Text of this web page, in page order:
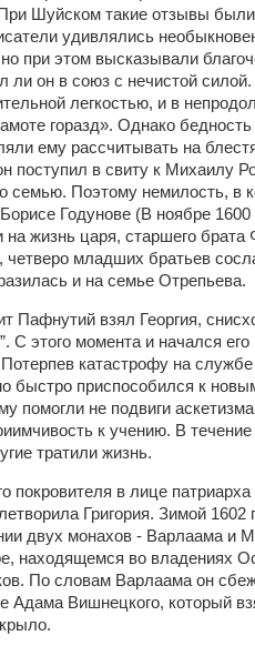
Шуйском такие отзывы
удивлялись
при этом высказывали
ли он в союз с нечистой
легкостью, и в
горазд». Однако бедность
ему рассчитывать на
поступил в свиту к Михаилу
семью. Поэтому немилость, в
Годунове (В ноябре 1600
жизнь царя, старшего брата
четверо младших братьев
и на семье Отрепьева.
Пафнутий взял Георгия,
С этого момента и начался его
катастрофу на
быстро приспособился к
помогли не подвиги
к учению. В
тратили жизнь.
покровителя в лице
Григория. Зимой 1602
двух монахов - Варлаама и
находящемся во владениях
По словам Варлаама он
Адама Вишнецкого, который